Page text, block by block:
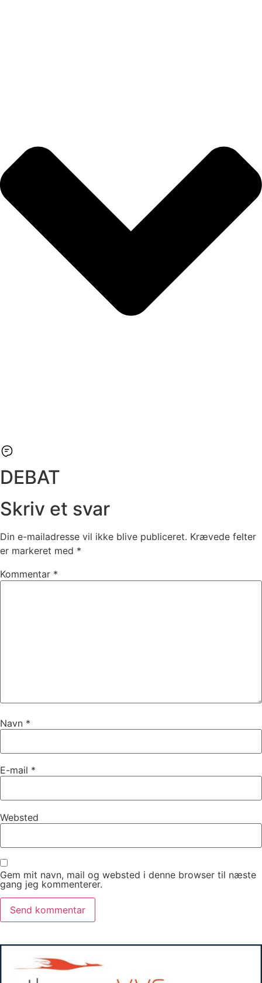
DEBAT
Skriv et svar
Din e-mailadresse vil ikke blive publiceret. Krævede felter
er markeret med *
Kommentar *
Navn *
E-mail *
Websted
Gem mit navn, mail og websted i denne browser til næste
gang jeg kommenterer.